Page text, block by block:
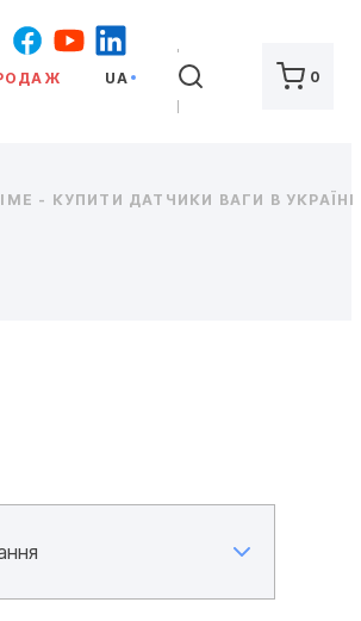
UA ШУКАТИ 0
- КУПИТИ ДАТЧИКИ ВАГИ В